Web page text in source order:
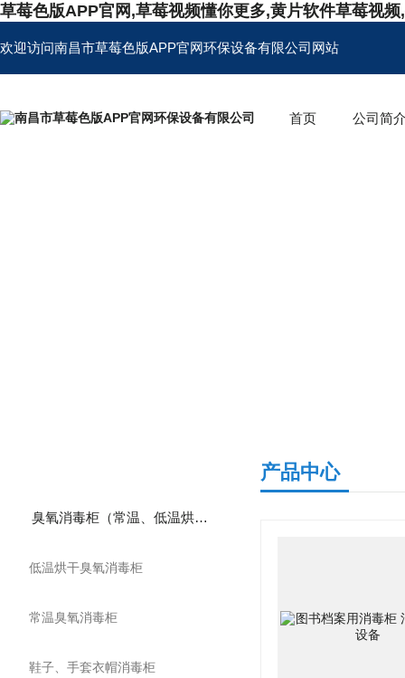
草莓色版APP官网,草莓视频懂你更多,黄片软件草莓视
欢迎访问南昌市草莓色版APP官网环保设备有限公司网站
首页 公司简
臭氧消毒柜（常温、低温烘干）
低温烘干臭氧消毒柜
常温臭氧消毒柜
鞋子、手套衣帽消毒柜
产品中心